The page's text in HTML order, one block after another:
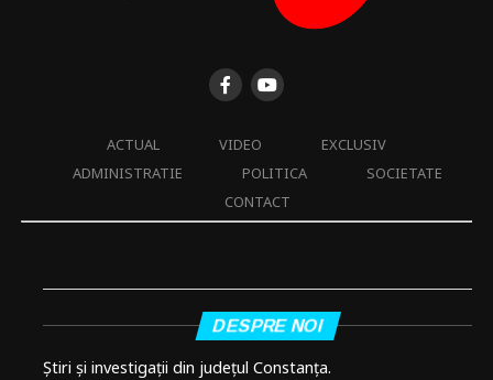
ACTUAL VIDEO
EXCLUSIV
ADMINISTRATIE
POLITICA
SOCIETATE
CONTACT
DESPRE NOI
Știri și investigații din județul Constanța.